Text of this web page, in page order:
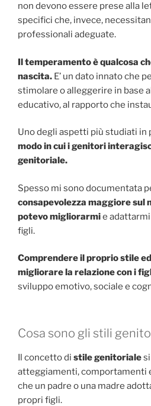
non devono essere prese alla
specifici che, invece,
professionali adeguate.
Il temperamento è qualcosa
nascita. E’ un dato innato che
stimolare o alleggerire in base
educativo, al rapporto che
Uno degli aspetti più studiati in
modo in cui i genitori
genitoriale.
Spesso mi sono documentata
consapevolezza maggiore sul
potevo migliorarmie
figli.
Comprendere il proprio stile
migliorare la relazione con i
sviluppo emotivo, sociale e
Cosa sono gli stili
Il concetto di stile genitoriale
atteggiamenti, comportamenti
che un padre o una madre
propri figli.